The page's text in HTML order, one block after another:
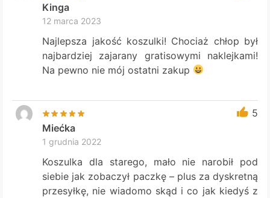
Kinga
12 marca 2023
Najlepsza jakość koszulki! Chociaż chłop był
najbardziej zajarany gratisowymi naklejkami!
Na pewno nie mój ostatni zakup
5
Miećka
1 grudnia 2022
Koszulka dla starego, mało nie narobił pod
siebie jak zobaczył paczkę – plus za dyskretną
przesyłkę, nie wiadomo skąd i co jak kiedyś z